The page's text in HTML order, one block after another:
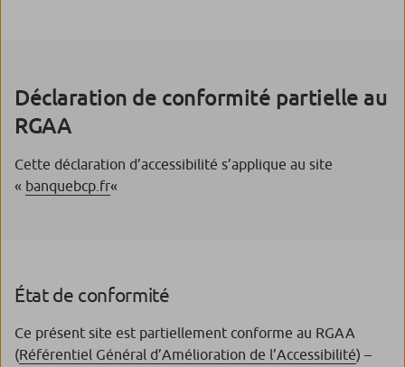
Déclaration de conformité partielle au
RGAA
Cette déclaration d’accessibilité s’applique au site
« banquebcp.fr«
État de conformité
Ce présent site est partiellement conforme au RGAA
(Référentiel Général d’Amélioration de l’Accessibilité) –